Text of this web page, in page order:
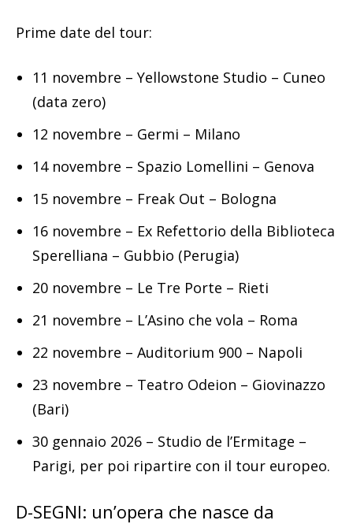
Prime date del tour:
11 novembre – Yellowstone Studio – Cuneo
(data zero)
12 novembre – Germi – Milano
14 novembre – Spazio Lomellini – Genova
15 novembre – Freak Out – Bologna
16 novembre – Ex Refettorio della Biblioteca
Sperelliana – Gubbio (Perugia)
20 novembre – Le Tre Porte – Rieti
21 novembre – L’Asino che vola – Roma
22 novembre – Auditorium 900 – Napoli
23 novembre – Teatro Odeion – Giovinazzo
(Bari)
30 gennaio 2026 – Studio de l’Ermitage –
Parigi, per poi ripartire con il tour europeo.
D-SEGNI: un’opera che nasce da